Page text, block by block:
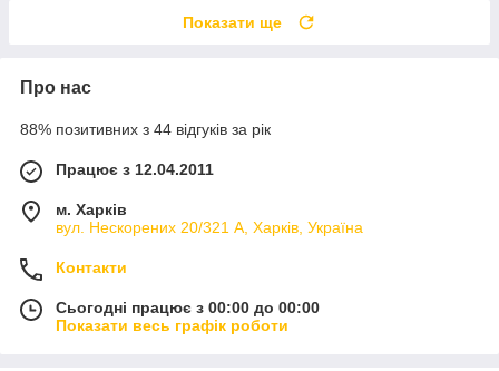
Показати ще
Про нас
88% позитивних з 44 відгуків за рік
Працює з 12.04.2011
м. Харків
вул. Нескорених 20/321 А, Харків, Україна
Контакти
Сьогодні працює з 00:00 до 00:00
Показати весь графік роботи